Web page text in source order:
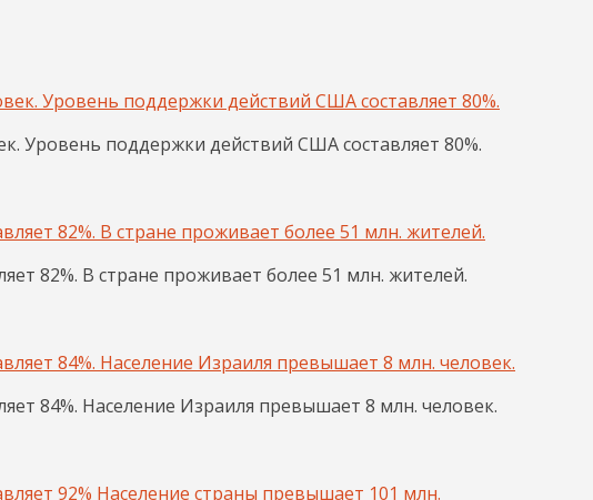
Уровень поддержки действий США составляет 80%.
82%. В стране проживает более 51 млн. жителей.
84%. Население Израиля превышает 8 млн. человек.